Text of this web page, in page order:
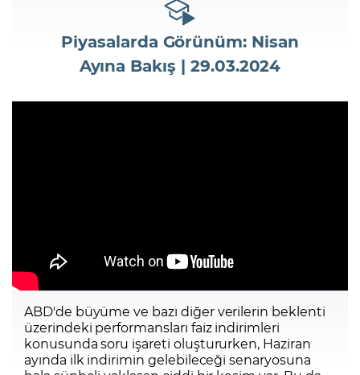
Şifremi Unuttum
Piyasalarda Görünüm: Nisan
Ayına Bakış | 29.03.2024
ABD'de büyüme ve bazı diğer verilerin beklenti
üzerindeki performansları faiz indirimleri
konusunda soru işareti oluştururken, Haziran
ayında ilk indirimin gelebileceği senaryosuna